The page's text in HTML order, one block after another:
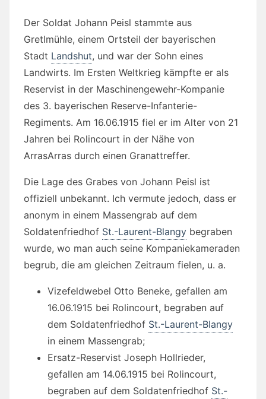
Der Soldat Johann Peisl stammte aus
Gretlmühle, einem Ortsteil der bayerischen
Stadt Landshut, und war der Sohn eines
Landwirts. Im Ersten Weltkrieg kämpfte er als
Reservist in der Maschinengewehr-Kompanie
des 3. bayerischen Reserve-Infanterie-
Regiments. Am 16.06.1915 fiel er im Alter von 21
Jahren bei Rolincourt in der Nähe von
ArrasArras durch einen Granattreffer.
Die Lage des Grabes von Johann Peisl ist
offiziell unbekannt. Ich vermute jedoch, dass er
anonym in einem Massengrab auf dem
Soldatenfriedhof St.-Laurent-Blangy begraben
wurde, wo man auch seine Kompaniekameraden
begrub, die am gleichen Zeitraum fielen, u. a.
Vizefeldwebel Otto Beneke, gefallen am
16.06.1915 bei Rolincourt, begraben auf
dem Soldatenfriedhof St.-Laurent-Blangy
in einem Massengrab;
Ersatz-Reservist Joseph Hollrieder,
gefallen am 14.06.1915 bei Rolincourt,
begraben auf dem Soldatenfriedhof St.-